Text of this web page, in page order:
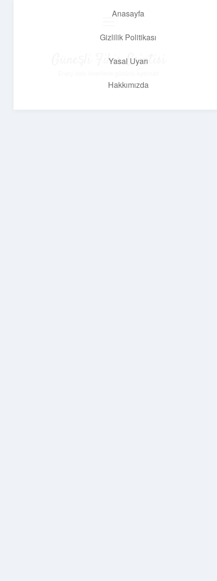
Anasayfa
Gizlilik Politikası
Yasal Uyarı
Hakkımızda
Güneşli Fikir Esintisi